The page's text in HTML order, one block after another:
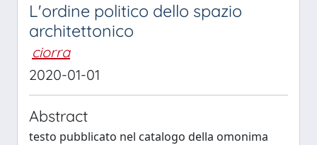
L'ordine politico dello spazio
architettonico
ciorra
2020-01-01
Abstract
testo pubblicato nel catalogo della omonima